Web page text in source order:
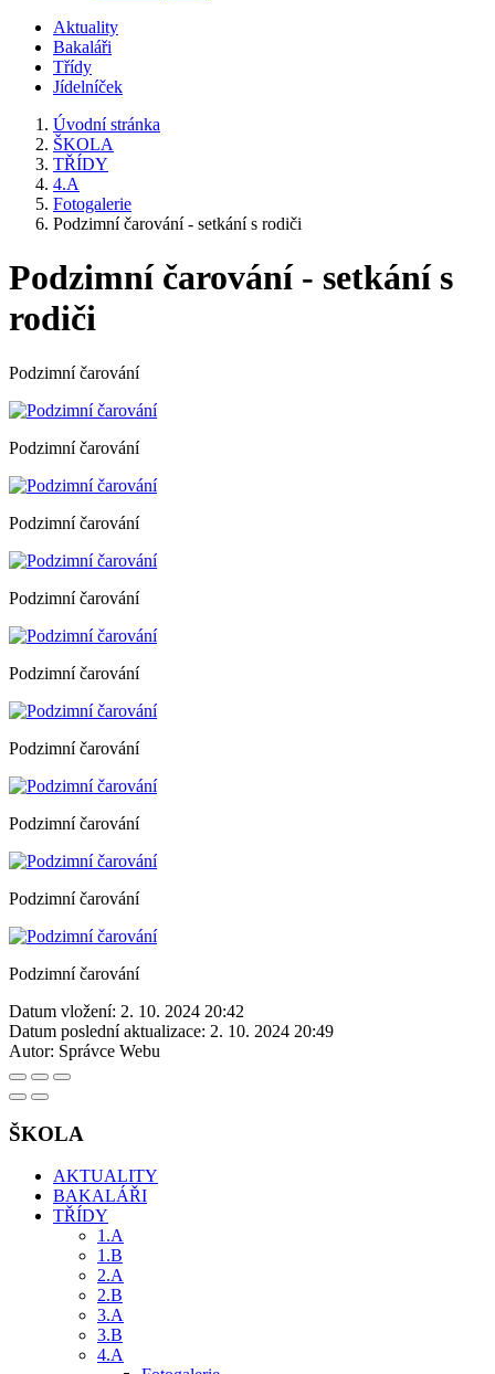
Aktuality
Bakaláři
Třídy
Jídelníček
Úvodní stránka
ŠKOLA
TŘÍDY
4.A
Fotogalerie
Podzimní čarování - setkání s rodiči
Podzimní čarování - setkání s
rodiči
Podzimní čarování
Podzimní čarování
Podzimní čarování
Podzimní čarování
Podzimní čarování
Podzimní čarování
Podzimní čarování
Podzimní čarování
Podzimní čarování
Datum vložení: 2. 10. 2024 20:42
Datum poslední aktualizace: 2. 10. 2024 20:49
Autor: Správce Webu
ŠKOLA
AKTUALITY
BAKALÁŘI
TŘÍDY
1.A
1.B
2.A
2.B
3.A
3.B
4.A